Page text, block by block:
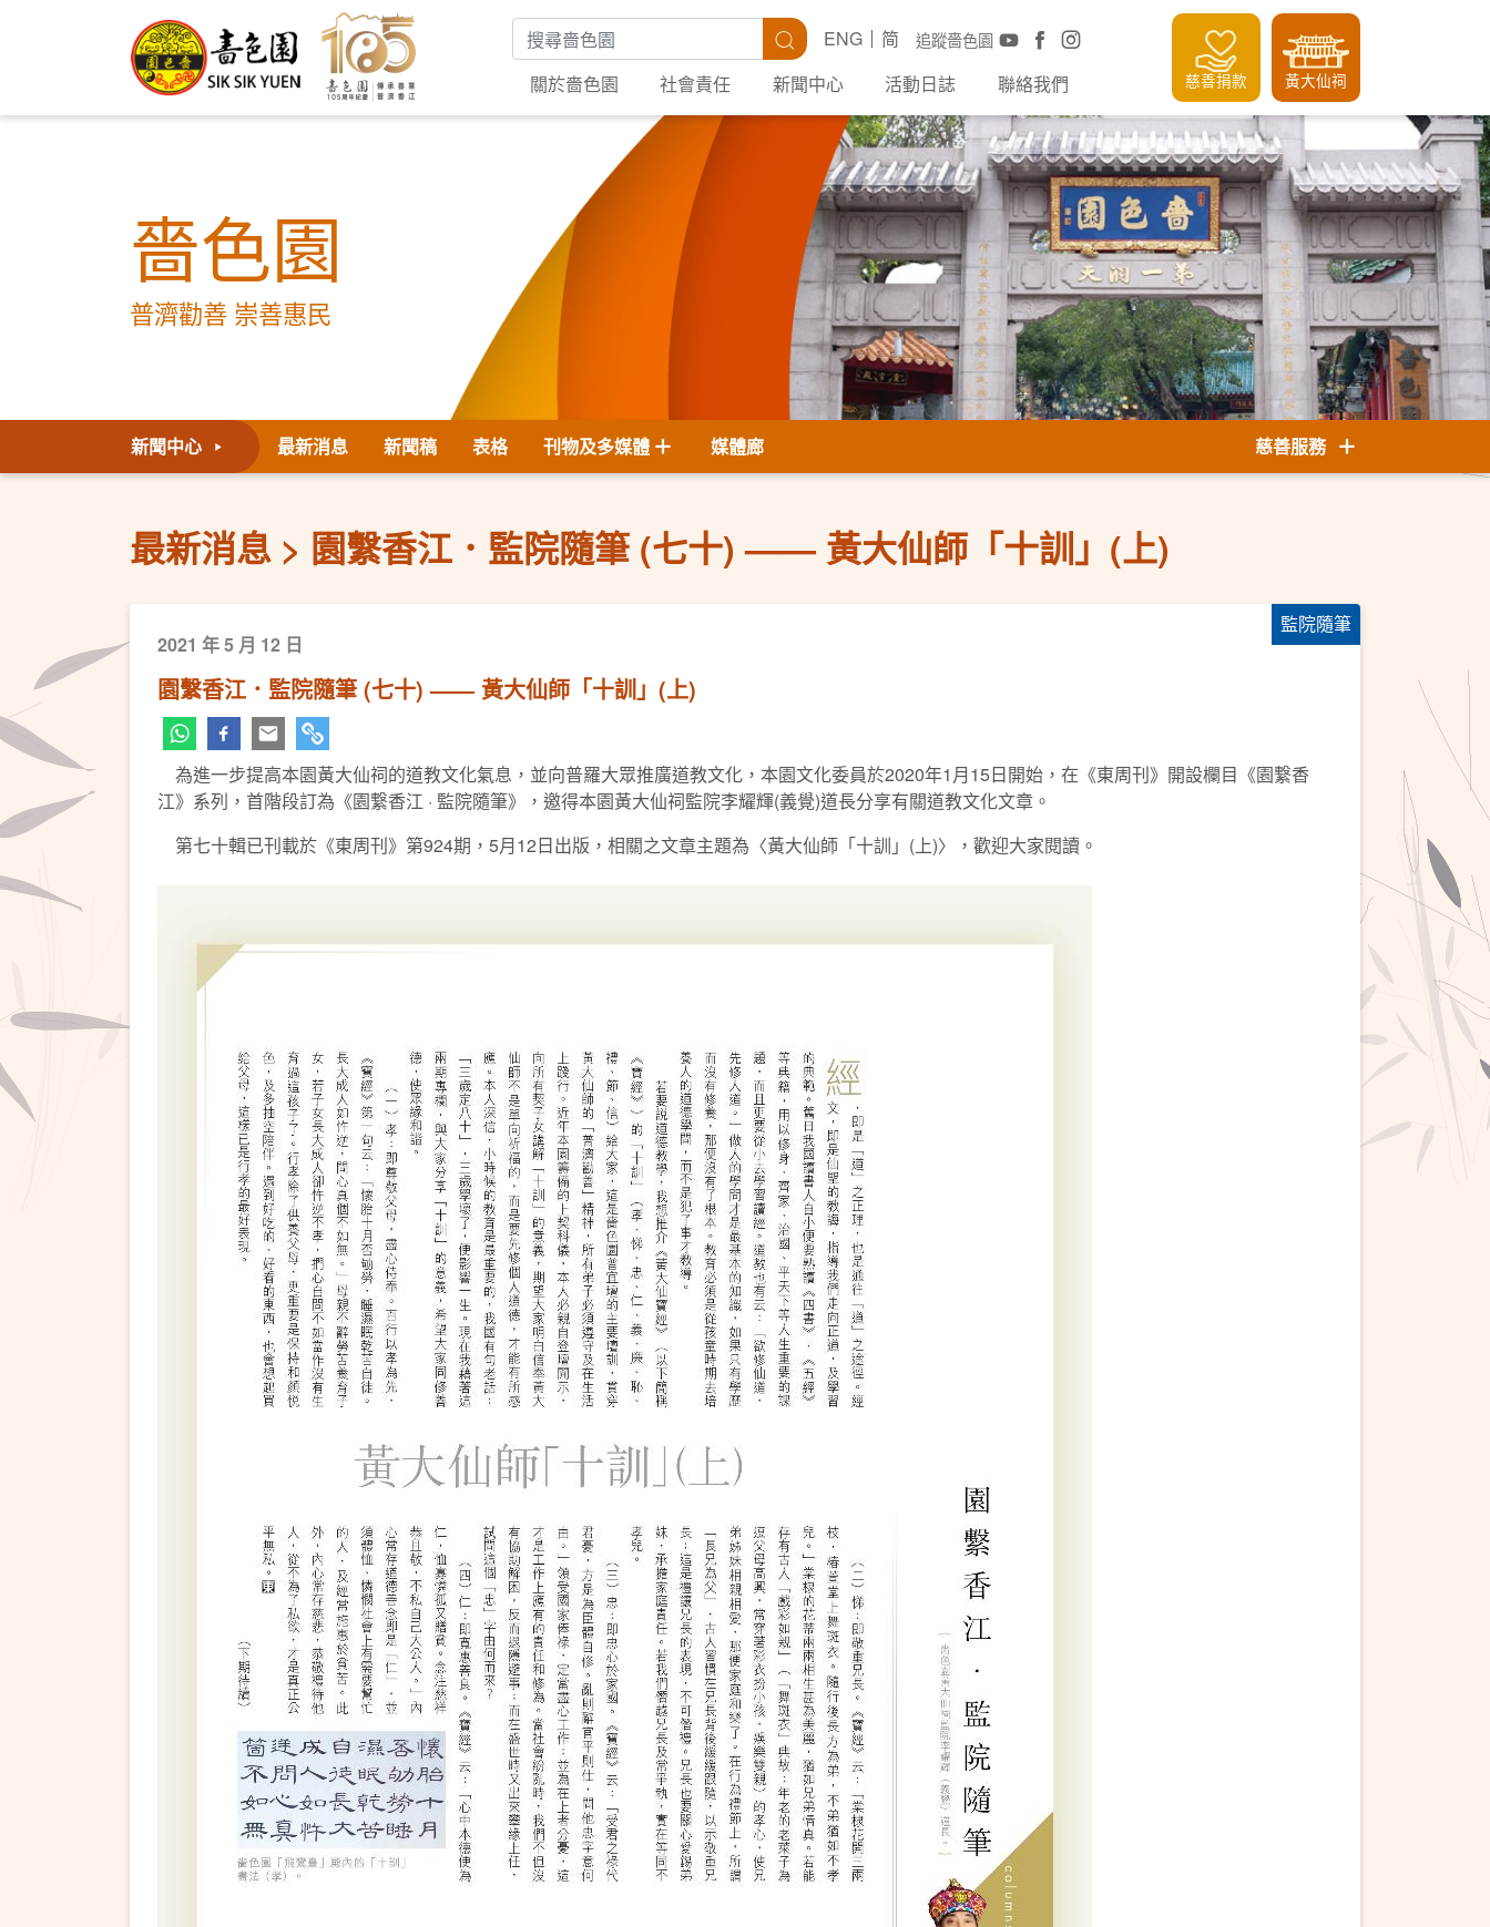
搜尋關鍵字 搜尋 追蹤嗇色園
ENG
简
關於嗇色園
社會責任 新聞中心 活動日誌 聯絡我們 慈善捐款 黃大仙祠
嗇色園
普濟勸善 崇善惠民
新聞中心 最新消息 新聞稿 表格 刊物及多媒體 媒體廊 慈善服務
最新消息 園繫香江．監院隨筆 (七十) —— 黃大仙師「十訓」(上)
監院隨筆
2021 年 5 月 12 日
園繫香江．監院隨筆 (七十) —— 黃大仙師「十訓」(上)
為進一步提高本園黃大仙祠的道教文化氣息，並向普羅大眾推廣道教文化，本園文化委員於2020年1月15日開始，在《東周刊》開設欄目《園繋香
江》系列，首階段訂為《園繋香江 · 監院隨筆》，邀得本園黃大仙祠監院李耀輝(義覺)道長分享有關道教文化文章。
第七十輯已刊載於《東周刊》第924期，5月12日出版，相關之文章主題為〈黃大仙師「十訓」(上)〉，歡迎大家閱讀。